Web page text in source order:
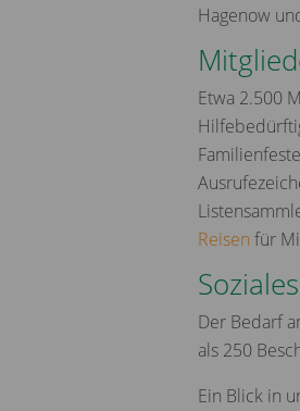
Hagenow
Etwa 2.500
Reisen für
Der Bedarf
als 250
Ein Blick in